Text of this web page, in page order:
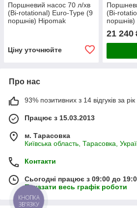
Поршневий насос 70 л/хв
(Bi-rotational) Euro-Type (9
поршнів) Hipomak
Ціну уточнюйте
(Bi-
21 240
Про нас
93% позитивних з 14 відгуків за рік
Працює з 15.03.2013
м. Тарасовка
Київська область, Тарасовка,
Контакти
Сьогодні працює з 09:00 до
Показати весь графік роботи
КНОПКА
ЗВ'ЯЗКУ